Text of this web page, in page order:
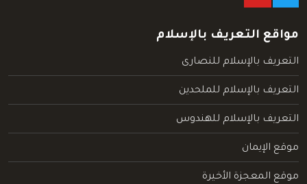
مواقع التعريف بالإسلام
التعريف بالإسلام للنصارى
التعريف بالإسلام للملحدين
التعريف بالإسلام للهندوس
موقع الإيمان
موقع المعجزة الأخيرة